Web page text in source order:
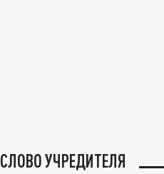
СЛОВО УЧРЕДИТЕЛЯ